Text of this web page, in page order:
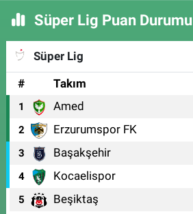
Süper Lig Puan Durumu
Süper Lig
#
Takım
1 Amed
2 Erzurumspor FK
3 Başakşehir
4 Kocaelispor
5 Beşiktaş